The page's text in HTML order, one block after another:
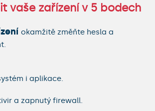
vaše zařízení v 5 bodech
okamžitě změňte hesla a
i aplikace.
a zapnutý firewall.